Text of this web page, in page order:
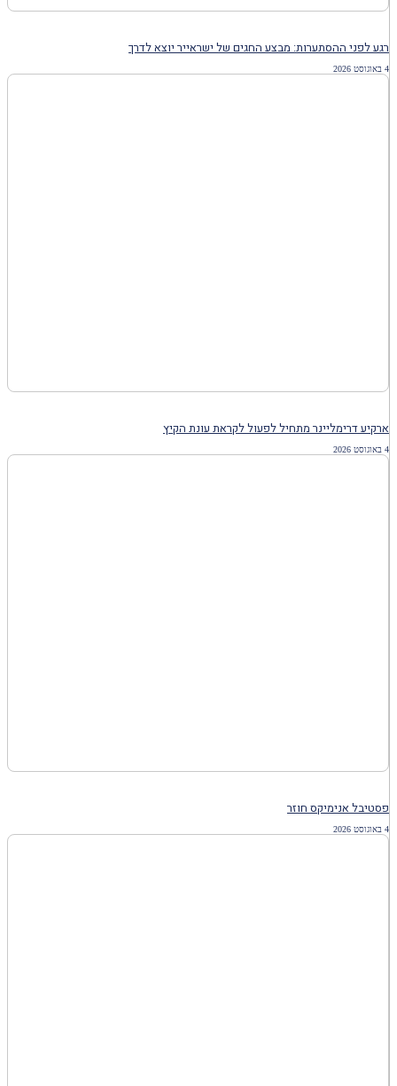
רגע לפני ההסתערות: מבצע החגים של ישראייר יוצא לדרך
4 באוגוסט 2026
ארקיע דרימליינר מתחיל לפעול לקראת עונת הקיץ
4 באוגוסט 2026
פסטיבל אנימיקס חוזר
4 באוגוסט 2026